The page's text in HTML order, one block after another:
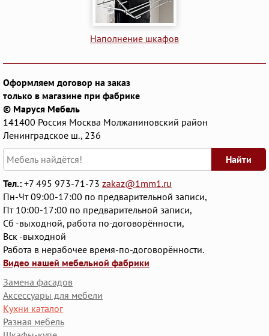
Наполнение шкафов
Оформляем договор на заказ
только в магазине при фабрике
© Маруся Мебель
141400 Россия Москва Молжаниновский район
Ленинградское ш., 236
Найти
Тел.: +7 495 973-71-73 zakaz@1mm1.ru
Пн-Чт 09:00-17:00 по предварительной записи,
Пт 10:00-17:00 по предварительной записи,
Сб -выходной, работа по-договорённости,
Вск -выходной
Работа в нерабочее время-по-договорённости.
Видео нашей мебельной фабрики
Замена фасадов
Аксессуары для мебели
Кухни каталог
Разная мебель